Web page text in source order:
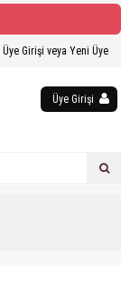
Üye Girişi veya Yeni Üye
Üye Girişi